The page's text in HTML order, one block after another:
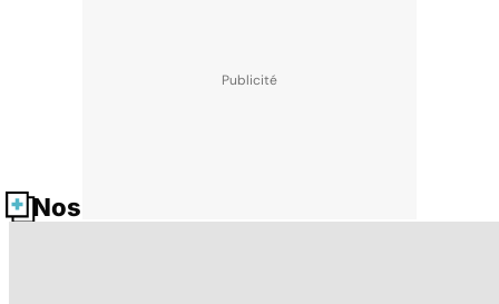
Nos fiches santé